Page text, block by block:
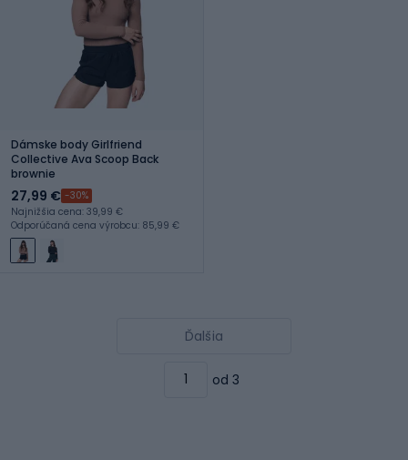
Dámske body Girlfriend
Collective Ava Scoop Back
brownie
27,99 € -30%
Najnižšia cena: 39,99 €
Odporúčaná cena výrobcu: 85,99 €
Ďalšia
od 3